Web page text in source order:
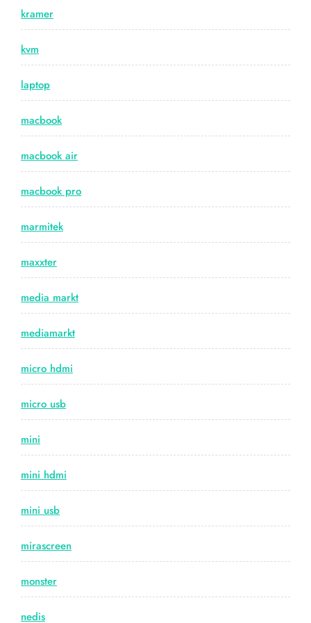
kramer
kvm
laptop
macbook
macbook air
macbook pro
marmitek
maxxter
media markt
mediamarkt
micro hdmi
micro usb
mini
mini hdmi
mini usb
mirascreen
monster
nedis